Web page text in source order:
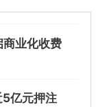
业化收费
亿元押注